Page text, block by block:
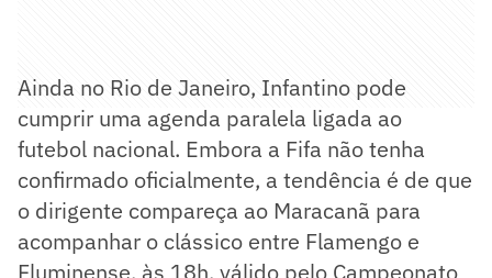
Ainda no Rio de Janeiro, Infantino pode
cumprir uma agenda paralela ligada ao
futebol nacional. Embora a Fifa não tenha
confirmado oficialmente, a tendência é de que
o dirigente compareça ao Maracanã para
acompanhar o clássico entre Flamengo e
Fluminense, às 18h, válido pelo Campeonato